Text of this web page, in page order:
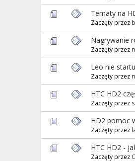
Tematy na
Zaczęty przez
Nagrywanie
Zaczęty przez
Leo nie
Zaczęty przez
HTC HD2
Zaczęty przez
HD2 pomoc
Zaczęty przez
HTC HD2 -
Zaczęty przez